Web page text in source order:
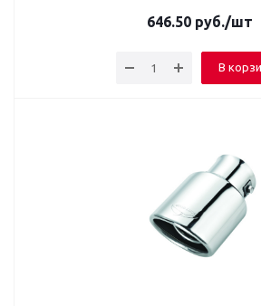
646.50 руб./шт
В